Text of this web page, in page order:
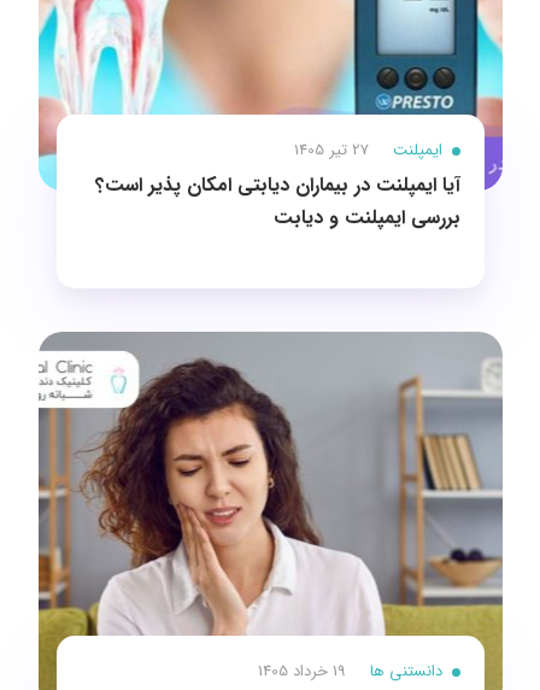
ایمپلنت 27 تیر 1405
آیا ایمپلنت در بیماران دیابتی امکان پذیر است؟
بررسی ایمپلنت و دیابت
دانستنی ها 19 خرداد 1405